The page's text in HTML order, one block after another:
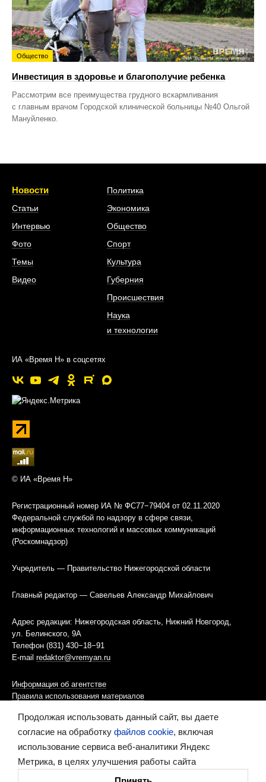
Общество
Инвестиция в здоровье и благополучие ребенка
Рассмотрим все преимущества грудного вскармливания
с главным врачом Городской клинической больницы №40 Ольгой
Мануйленко.
Новости
Статьи
Интервью
Фото
Темы
Видео
Политика
Экономика
Общество
Спорт
Культура
Губерния
Происшествия
Наука
и технологии
ИА «Время Н» в соцсетях
© ИА «Время Н»
Регистрационный номер ИА № ФС77−79404 от 02.11.2020
Федеральной службой по надзору в сфере связи,
информационных технологий и массовых коммуникаций
(Роскомнадзор)
Учредитель — Правительство Нижегородской области
Главный редактор — Савельев Александр Михайлович
Адрес редакции: Нижегородская область, Нижний Новгород,
ул. Белинского, 9А
Телефон (831) 430−18−91
E-mail redaktor@vremyan.ru
Информация об агентстве
Правила использования материалов
Информационная политика использования «cookies»-файлов
Ресурс содержит материалы 16+
Продолжая использовать данный сайт, вы даете
согласие на обработку файлов cookie, включая
использование сервиса веб-аналитики Яндекс
Метрика, в целях улучшения работы сайта